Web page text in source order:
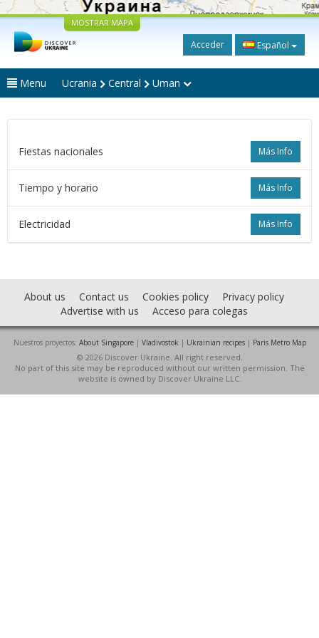
MOSTRAR MAPA
Acceder Español
Menu Ucrania Central Uman
Más Info
Fiestas nacionales
Más Info
Tiempo y horario
Más Info
Electricidad
About us Contact us Cookies policy
Privacy policy
Advertise with us
Acceso para colegas
Nuestros proyectos: About Singapore| Vladivostok | Ukrainian recipes| Paris Metro Map
© 2026 Discover Ukraine. All right reserved.
No part of this site may be reproduced without our written permission. The
website is owned by Discover Ukraine LLC.